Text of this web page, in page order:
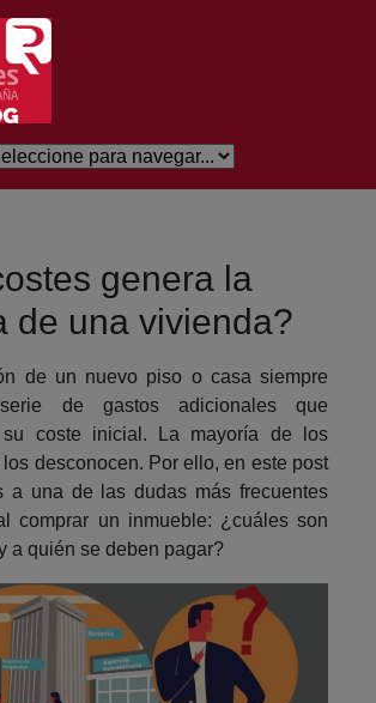
genera la
de una vivienda?
de un nuevo piso o casa siempre
de gastos adicionales que
su coste inicial. La mayoría de los
desconocen. Por ello, en este post
a una de las dudas más frecuentes
comprar un inmueble: ¿cuáles son
a quién se deben pagar?